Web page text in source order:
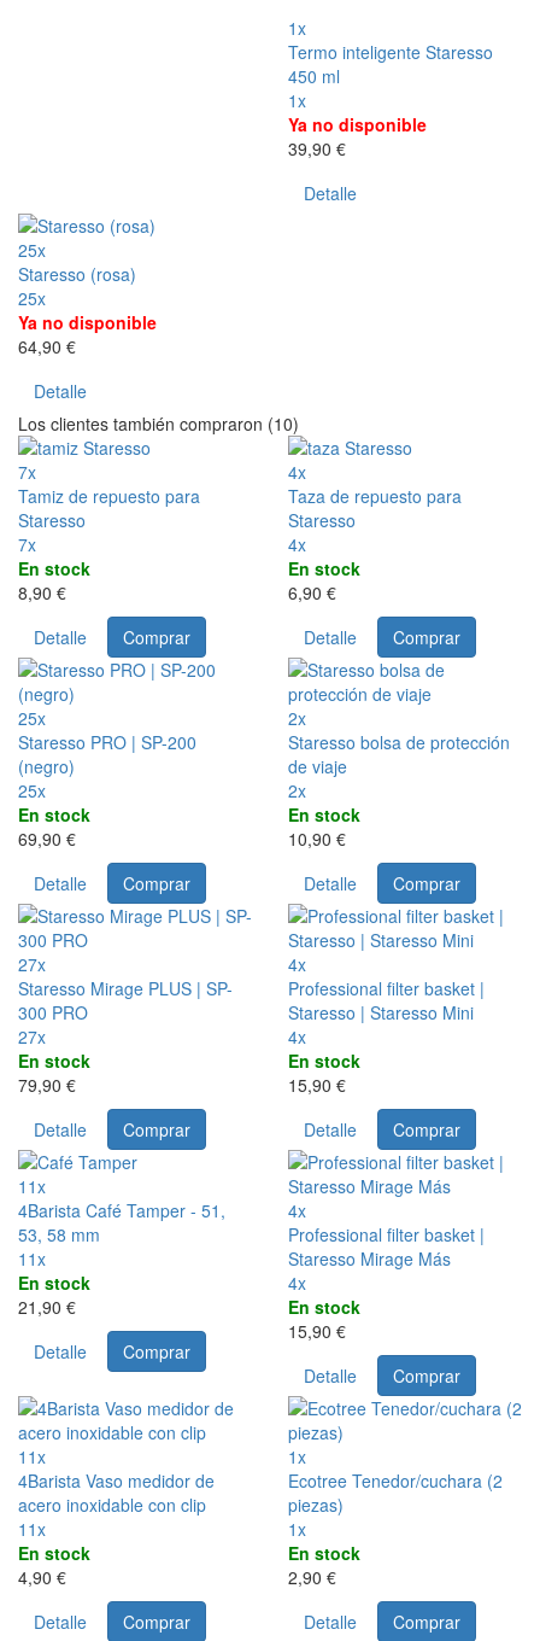
1x
Termo inteligente Staresso
450 ml
1x
Ya no disponible
39,90 €
Detalle
25x
Staresso (rosa)
25x
Ya no disponible
64,90 €
Detalle
Los clientes también compraron (10)
7x
Tamiz de repuesto para
Staresso
7x
En stock
8,90 €
Detalle
Comprar
4x
Taza de repuesto para
Staresso
4x
En stock
6,90 €
Detalle
Comprar
25x
Staresso PRO | SP-200
(negro)
25x
En stock
69,90 €
Detalle
Comprar
2x
Staresso bolsa de protección
de viaje
2x
En stock
10,90 €
Detalle
Comprar
27x
Staresso Mirage PLUS | SP-
300 PRO
27x
En stock
79,90 €
Detalle
Comprar
4x
Professional filter basket |
Staresso | Staresso Mini
4x
En stock
15,90 €
Detalle
Comprar
11x
4Barista Café Tamper - 51,
53, 58 mm
11x
En stock
21,90 €
Detalle
Comprar
4x
Professional filter basket |
Staresso Mirage Más
4x
En stock
15,90 €
Detalle
Comprar
11x
4Barista Vaso medidor de
acero inoxidable con clip
11x
En stock
4,90 €
Detalle
Comprar
1x
Ecotree Tenedor/cuchara (2
piezas)
1x
En stock
2,90 €
Detalle
Comprar